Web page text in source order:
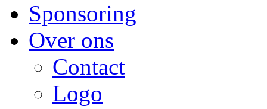
Sponsoring
Over ons
Contact
Logo